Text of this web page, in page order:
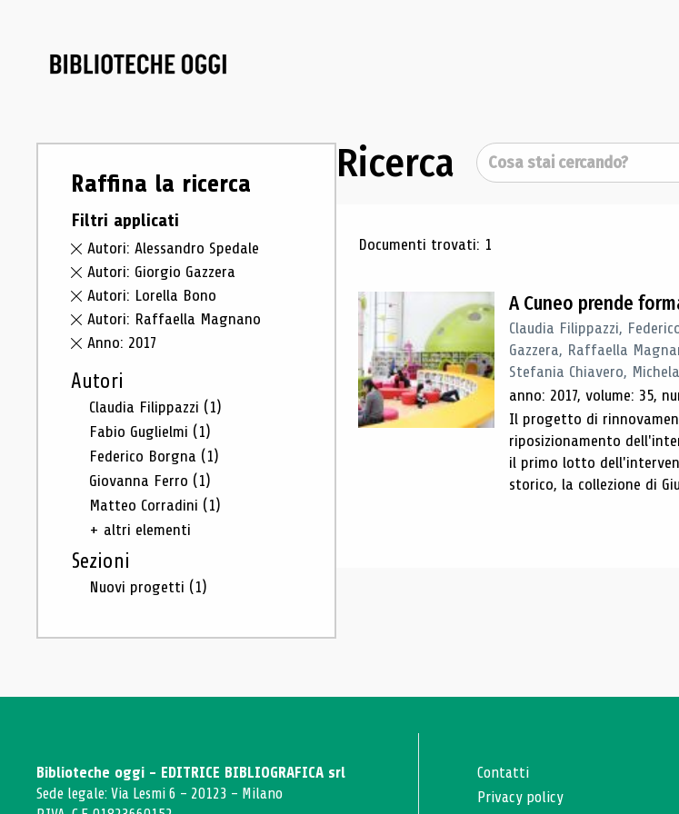
Raffina la ricerca
Filtri applicati
Autori: Alessandro Spedale
Autori: Giorgio Gazzera
Autori: Lorella Bono
Autori: Raffaella Magnano
Anno: 2017
Autori
Claudia Filippazzi (1)
Fabio Guglielmi (1)
Federico Borgna (1)
Giovanna Ferro (1)
Matteo Corradini (1)
+ altri elementi
Sezioni
Nuovi progetti (1)
Ricerca Cerca
Risultati di ricerca
Documenti trovati: 1
A Cuneo prende
Claudia Filippazzi,
Gazzera, Raffaella
Stefania Chiavero,
anno: 2017, volume: 35,
Il progetto di
riposizionamento
il primo lotto
storico, la collezione di
Biblioteche oggi - EDITRICE BIBLIOGRAFICA srl
Sede legale: Via Lesmi 6 - 20123 - Milano
Contatti
Privacy policy